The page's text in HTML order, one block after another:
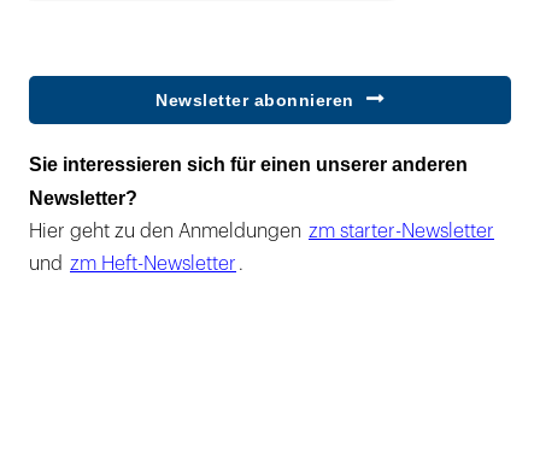
Newsletter abonnieren
Sie interessieren sich für einen unserer anderen
Newsletter?
Hier geht zu den Anmeldungen zm starter-Newsletter
und zm Heft-Newsletter .